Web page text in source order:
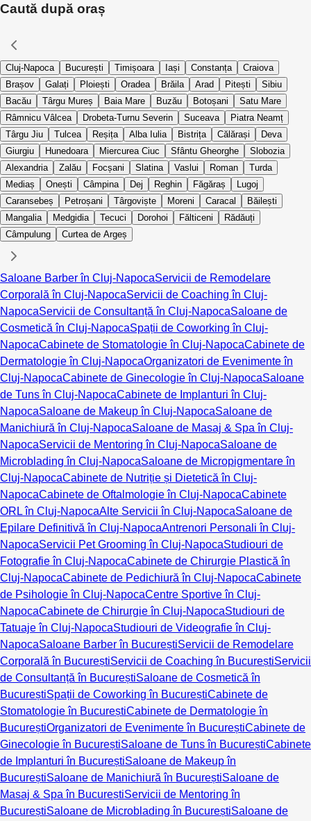
Caută după oraș
Cluj-Napoca București Timișoara Iași Constanța
Craiova
Brașov
Galați Ploiești Oradea Brăila Arad Pitești
Sibiu
Bacău
Târgu Mureș Baia Mare Buzău Botoșani
Satu Mare
Râmnicu Vâlcea
Drobeta-Turnu Severin Suceava
Piatra Neamț
Târgu Jiu
Tulcea Reșița Alba Iulia Bistrița Călărași
Deva
Giurgiu
Hunedoara Miercurea Ciuc Sfântu Gheorghe
Slobozia
Alexandria
Zalău Focșani Slatina Vaslui Roman
Turda
Mediaș
Onești Câmpina Dej Reghin Făgăraș
Lugoj
Caransebeș
Petroșani Târgoviște Moreni Caracal
Băilești
Mangalia
Medgidia Tecuci Dorohoi Fălticeni
Rădăuți
Câmpulung
Curtea de Argeș
Saloane Barber în Cluj-NapocaServicii de Remodelare
Corporală în Cluj-NapocaServicii de Coaching în Cluj-
NapocaServicii de Consultanță în Cluj-NapocaSaloane de
Cosmetică în Cluj-NapocaSpații de Coworking în Cluj-
NapocaCabinete de Stomatologie în Cluj-NapocaCabinete de
Dermatologie în Cluj-NapocaOrganizatori de Evenimente în
Cluj-NapocaCabinete de Ginecologie în Cluj-NapocaSaloane
de Tuns în Cluj-NapocaCabinete de Implanturi în Cluj-
NapocaSaloane de Makeup în Cluj-NapocaSaloane de
Manichiură în Cluj-NapocaSaloane de Masaj & Spa în Cluj-
NapocaServicii de Mentoring în Cluj-NapocaSaloane de
Microblading în Cluj-NapocaSaloane de Micropigmentare în
Cluj-NapocaCabinete de Nutriție și Dietetică în Cluj-
NapocaCabinete de Oftalmologie în Cluj-NapocaCabinete
ORL în Cluj-NapocaAlte Servicii în Cluj-NapocaSaloane de
Epilare Definitivă în Cluj-NapocaAntrenori Personali în Cluj-
NapocaServicii Pet Grooming în Cluj-NapocaStudiouri de
Fotografie în Cluj-NapocaCabinete de Chirurgie Plastică în
Cluj-NapocaCabinete de Pedichiură în Cluj-NapocaCabinete
de Psihologie în Cluj-NapocaCentre Sportive în Cluj-
NapocaCabinete de Chirurgie în Cluj-NapocaStudiouri de
Tatuaje în Cluj-NapocaStudiouri de Videografie în Cluj-
NapocaSaloane Barber în BucureștiServicii de Remodelare
Corporală în BucureștiServicii de Coaching în BucureștiServicii
de Consultanță în BucureștiSaloane de Cosmetică în
BucureștiSpații de Coworking în BucureștiCabinete de
Stomatologie în BucureștiCabinete de Dermatologie în
BucureștiOrganizatori de Evenimente în BucureștiCabinete de
Ginecologie în BucureștiSaloane de Tuns în BucureștiCabinete
de Implanturi în BucureștiSaloane de Makeup în
BucureștiSaloane de Manichiură în BucureștiSaloane de
Masaj & Spa în BucureștiServicii de Mentoring în
BucureștiSaloane de Microblading în BucureștiSaloane de